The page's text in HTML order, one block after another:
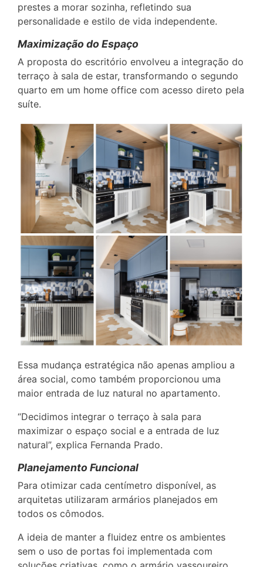
prestes a morar sozinha, refletindo sua
personalidade e estilo de vida independente.
Maximização do Espaço
A proposta do escritório envolveu a integração do
terraço à sala de estar, transformando o segundo
quarto em um home office com acesso direto pela
suíte.
Essa mudança estratégica não apenas ampliou a
área social, como também proporcionou uma
maior entrada de luz natural no apartamento.
“Decidimos integrar o terraço à sala para
maximizar o espaço social e a entrada de luz
natural”, explica Fernanda Prado.
Planejamento Funcional
Para otimizar cada centímetro disponível, as
arquitetas utilizaram armários planejados em
todos os cômodos.
A ideia de manter a fluidez entre os ambientes
sem o uso de portas foi implementada com